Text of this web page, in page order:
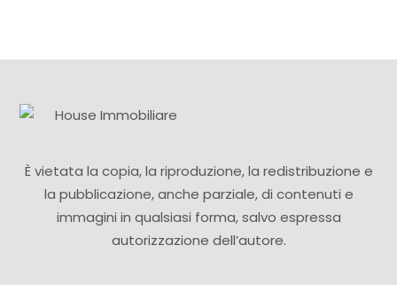
È vietata la copia, la riproduzione, la redistribuzione e
la pubblicazione, anche parziale, di contenuti e
immagini in qualsiasi forma, salvo espressa
autorizzazione dell’autore.